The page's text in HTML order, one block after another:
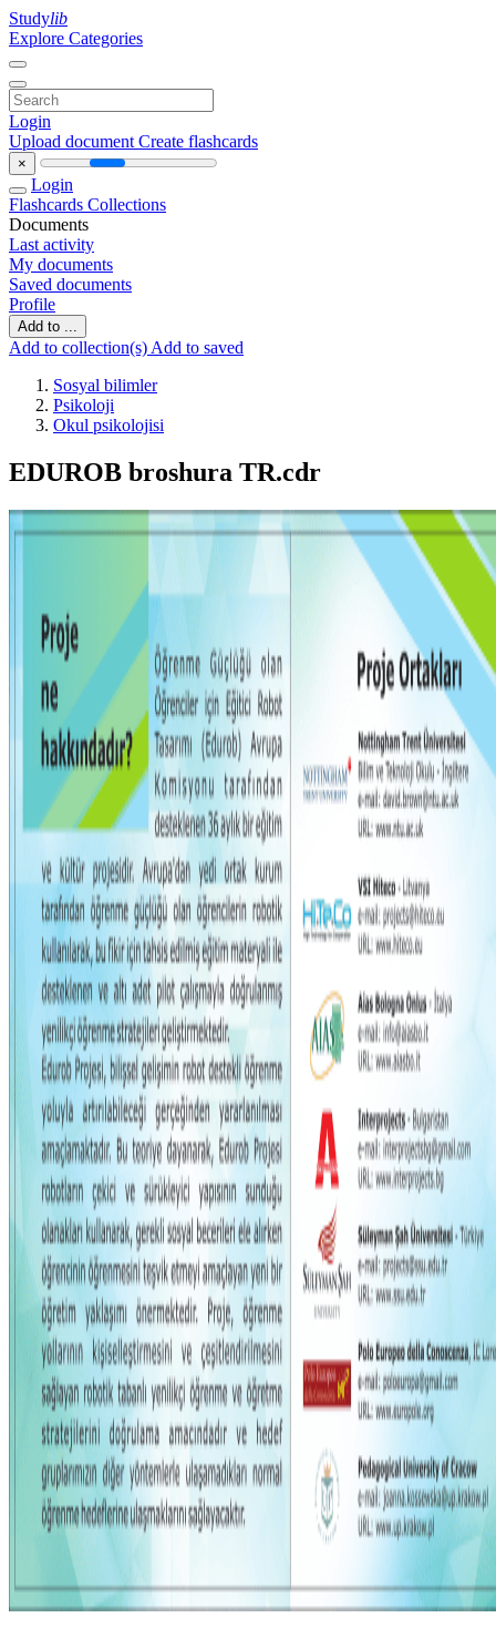
Studylib
Explore Categories
Login
Upload document Create flashcards
×
Login
Flashcards Collections
Documents
Last activity
My documents
Saved documents
Profile
Add to ...
Add to collection(s) Add to saved
Sosyal bilimler
Psikoloji
Okul psikolojisi
EDUROB broshura TR.cdr